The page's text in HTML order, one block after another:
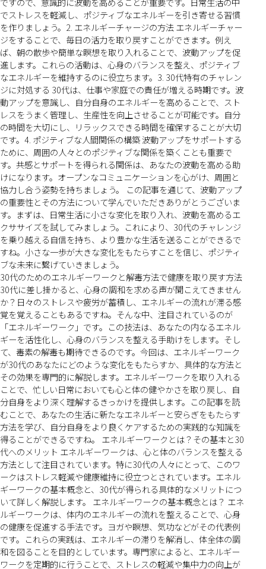
でストレスを軽減し、ポジティブなエネルギーを引き寄せる習慣
を作りましょう。2. エネルギーチャージの方法 エネルギーチャー
ジをすることで、毎日の活力を取り戻すことができます。例え
ば、朝の散歩や簡単な瞑想を取り入れることで、波動アップを促
進します。これらの活動は、心身のバランスを整え、ポジティブ
なエネルギーを維持するのに役立ちます。3. 30代特有のチャレン
ジに対処する 30代は、仕事や家庭での責任が増える時期です。波
動アップを意識し、自分自身のエネルギーを高めることで、スト
レスをうまく管理し、生産性を向上させることが可能です。自分
の時間を大切にし、リラックスできる時間を確保することが大切
です。4. ポジティブな人間関係の構築 波動アップをサポートする
ために、周囲の人々とのポジティブな関係を築くことも重要で
す。共感とサポートを得られる関係は、あなたの波動を高める助
けになります。オープンなコミュニケーションを心がけ、周囲と
協力し合う姿勢を持ちましょう。 この記事を通じて、波動アップ
の重要性とその方法について学んでいただきありがとうございま
す。まずは、日常生活に小さな変化を取り入れ、波動を高めるエ
クササイズを試してみましょう。これにより、30代のチャレンジ
を乗り越える自信を持ち、より豊かな生活を送ることができるで
すね。小さな一歩が大きな変化をもたらすことを信じ、ポジティ
ブな未来に繋げていきましょう。
30代のためのエネルギーワークと解毒方法で健康を取り戻す方法
30代に差し掛かると、心身の調和を求める声が聞こえてきません
か？日々のストレスや疲労が蓄積し、エネルギーの流れが滞る感
覚を覚えることもあるですね。そんな中、注目されているのが
「エネルギーワーク」です。この技法は、あなたの内なるエネル
ギーを活性化し、心身のバランスを整える手助けをします。そし
て、毒素の解毒も期待できるのです。今回は、エネルギーワーク
が30代のあなたにどのような変化をもたらすか、具体的な方法と
その効果を専門的に解説します。エネルギーワークを取り入れる
ことで、忙しい日常においても心と体の健やかさを取り戻し、自
分自身をより深く理解するきっかけを提供します。この記事を読
むことで、あなたの生活に新たなエネルギーと安らぎをもたらす
方法を学び、自分自身をより良くケアするための実践的な知識を
得ることができるですね。 エネルギーワークとは？その基本と30
代へのメリット エネルギーワークは、心と体のバランスを整える
方法として注目されています。特に30代の人々にとって、このワ
ークはストレス軽減や健康維持に役立つとされています。エネル
ギーワークの基本概念と、30代が得られる具体的なメリットにつ
いて詳しく解説します。 エネルギーワークの基本概念とは？ エネ
ルギーワークは、体内のエネルギーの流れを整えることで、心身
の健康を促進する手法です。ヨガや瞑想、気功などがその代表例
です。これらの実践は、エネルギーの滞りを解消し、体全体の調
和を図ることを目的としています。専門家によると、エネルギー
ワークを定期的に行うことで、ストレスの軽減や集中力の向上が